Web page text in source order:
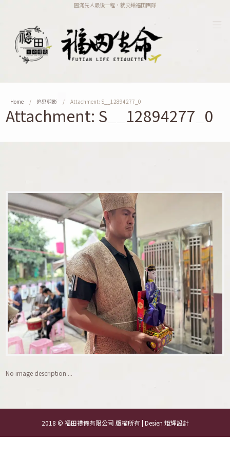
圓滿先人最後一程，就交給福田團隊
Home 追思剪影 Attachment: S__12894277_0
Attachment: S__12894277_0
No image description ...
2018 © 福田禮儀有限公司 版權所有 | Desien 炬輝設計